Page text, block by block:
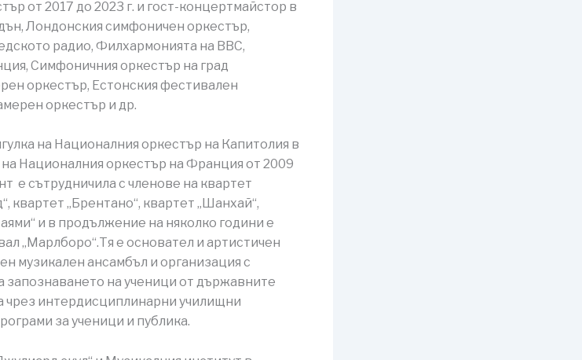
от 2017 до 2023 г. и гост-концертмайстор в
Лондонския симфоничен оркестър,
радио, Филхармонията на BBC,
Симфоничния оркестър на град
оркестър, Естонския фестивален
оркестър и др.
на Националния оркестър на Капитолия в
на Националния оркестър на Франция от 2009
е сътрудничила с членове на квартет
квартет „Брентано“, квартет „Шанхай“,
и в продължение на няколко години е
„Марлборо“.Тя е основател и артистичен
музикален ансамбъл и организация с
запознаването на ученици от държавните
чрез интердисциплинарни училищни
за ученици и публика.